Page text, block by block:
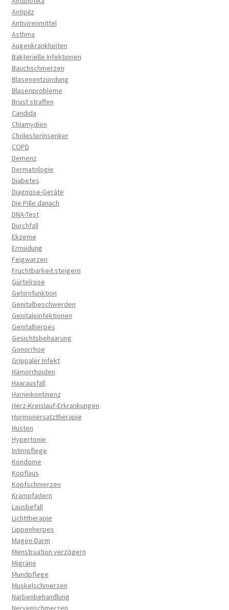
Antipilz
Antivirenmittel
Asthma
Augenkrankheiten
Bakterielle Infektionen
Bauchschmerzen
Blasenentzündung
Blasenprobleme
Brust straffen
Candida
Chlamydien
Cholesterinsenker
COPD
Demenz
Dermatologie
Diabetes
Diagnose-Geräte
Die Pille danach
DNA-Test
Durchfall
Ekzeme
Ermüdung
Feigwarzen
Fruchtbarkeit steigern
Gürtelrose
Gehirnfunktion
Genitalbeschwerden
Genitaleinfektionen
Genitalherpes
Gesichtsbehaarung
Gonorrhoe
Grippaler Infekt
Hämorrhoiden
Haarausfall
Harninkontinenz
Herz-Kreislauf-Erkrankungen
Hormonersatztherapie
Husten
Hypertonie
Intimpflege
Kondome
Kopflaus
Kopfschmerzen
Krampfadern
Lausbefall
Lichttherapie
Lippenherpes
Magen-Darm
Menstruation verzögern
Migräne
Mundpflege
Muskelschmerzen
Narbenbehandlung
Nervenschmerzen